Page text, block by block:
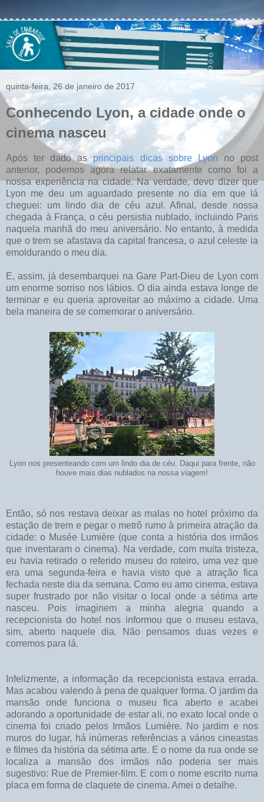
quinta-feira, 26 de janeiro de 2017
Conhecendo Lyon, a cidade onde o
cinema nasceu
Após ter dado asprincipais dicas sobre Lyon no post
anterior, podemos agora relatar exatamente como foi a
nossa experiência na cidade. Na verdade, devo dizer que
Lyon me deu um aguardado presente no dia em que lá
cheguei: um lindo dia de céu azul. Afinal, desde nossa
chegada à França, o céu persistia nublado, incluindo Paris
naquela manhã do meu aniversário. No entanto, à medida
que o trem se afastava da capital francesa, o azul celeste ia
emoldurando o meu dia.
E, assim, já desembarquei na Gare Part-Dieu de Lyon com
um enorme sorriso nos lábios. O dia ainda estava longe de
terminar e eu queria aproveitar ao máximo a cidade. Uma
bela maneira de se comemorar o aniversário.
Lyon nos presenteando com um lindo dia de céu. Daqui para frente, não
houve mais dias nublados na nossa viagem!
Então, só nos restava deixar as malas no hotel próximo da
estação de trem e pegar o metrô rumo à primeira atração da
cidade: o Musée Lumière (que conta a história dos irmãos
que inventaram o cinema). Na verdade, com muita tristeza,
eu havia retirado o referido museu do roteiro, uma vez que
era uma segunda-feira e havia visto que a atração fica
fechada neste dia da semana. Como eu amo cinema, estava
super frustrado por não visitar o local onde a sétima arte
nasceu. Pois imaginem a minha alegria quando a
recepcionista do hotel nos informou que o museu estava,
sim, aberto naquele dia. Não pensamos duas vezes e
corremos para lá.
Infelizmente, a informação da recepcionista estava errada.
Mas acabou valendo à pena de qualquer forma. O jardim da
mansão onde funciona o museu fica aberto e acabei
adorando a oportunidade de estar ali, no exato local onde o
cinema foi criado pelos Irmãos Lumière. No jardim e nos
muros do lugar, há inúmeras referências a vários cineastas
e filmes da história da sétima arte. E o nome da rua onde se
localiza a mansão dos irmãos não poderia ser mais
sugestivo: Rue de Premier-film. E com o nome escrito numa
placa em forma de claquete de cinema. Amei o detalhe.